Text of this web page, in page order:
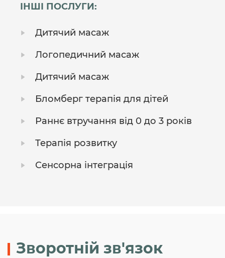
ІНШІ ПОСЛУГИ:
Дитячий масаж
Логопедичний масаж
Дитячий масаж
Бломберг терапія для дітей
Раннє втручання від 0 до 3 років
Терапія розвитку
Сенсорна інтеграція
Зворотній зв'язок